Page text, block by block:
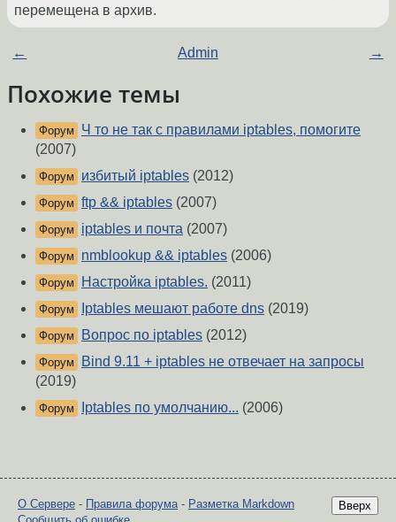
перемещена в архив.
← Admin →
Похожие темы
Форум
Ч то не так с правилами iptables, помогите
(2007)
Форум избитый iptables (2012)
Форум ftp && iptables (2007)
Форум iptables и почта (2007)
Форум nmblookup && iptables (2006)
Форум Настройка iptables. (2011)
Форум Iptables мешают работе dns (2019)
Форум Вопрос по iptables (2012)
Форум
Bind 9.11 + iptables не отвечает на запросы
(2019)
Форум Iptables по умолчанию... (2006)
Вверх
О Сервере - Правила форума- Разметка Markdown